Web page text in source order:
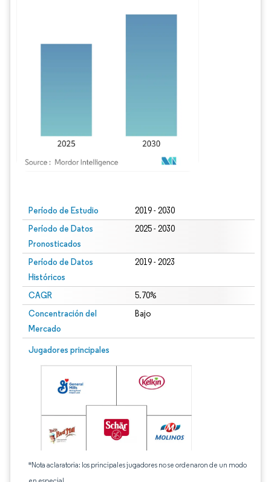
Período de Estudio 2019 - 2030
Período de Datos
Pronosticados
2025 - 2030
Período de Datos
Históricos
2019 - 2023
CAGR 5.70%
Concentración del
Mercado
Bajo
Jugadores principales
*Nota aclaratoria: los principales jugadores no se ordenaron de un modo